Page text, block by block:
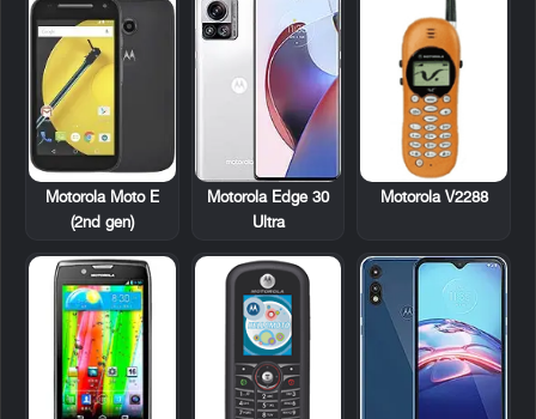
Motorola V2288
Motorola Edge 30
Ultra
Motorola Moto E
(2nd gen)